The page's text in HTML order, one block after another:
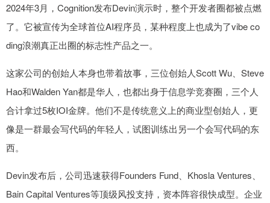
2024年3月，Cognition发布Devin演示时，整个开发者圈都被点燃
了。它被宣传为全球首位AI程序员，某种程度上也成为了vibe co
ding浪潮真正出圈的标志性产品之一。
这家公司的创始人本身也带着故事，三位创始人Scott Wu、Steve
Hao和Walden Yan都是华人，也都出身于信息学竞赛圈，三个人
合计拿过5枚IOI金牌。他们不是传统意义上的商业型创始人，更
像是一群最会写代码的年轻人，试图训练出另一个会写代码的东
西。
Devin发布后，公司迅速获得Founders Fund、Khosla Ventures、
Bain Capital Ventures等顶级风投支持，资本阵容很快成型。企业